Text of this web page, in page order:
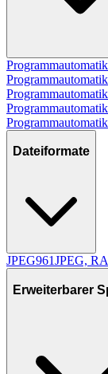
Programmautomatik
Programmautomatik
Programmautomatik
Programmautomatik
Programmautomatik
Dateiformate
JPEG961JPEG,
Erweiterbarer